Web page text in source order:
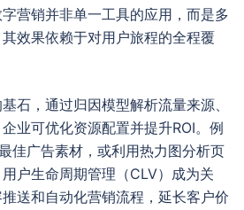
营销并非单一工具的应用，而是多
效果依赖于对用户旅程的全程覆
石，通过归因模型解析流量来源、
业可优化资源配置并提升ROI。例
佳广告素材，或利用热力图分析页
户生命周期管理（CLV）成为关
送和自动化营销流程，延长客户价